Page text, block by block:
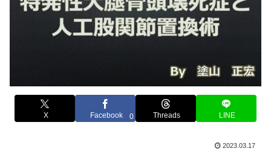
X Facebook 0 Threads LINE
2023.03.17